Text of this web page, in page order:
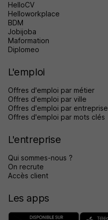
HelloCV
Helloworkplace
BDM
Jobijoba
Maformation
Diplomeo
L'emploi
Offres d'emploi par métier
Offres d'emploi par ville
Offres d'emploi par entreprise
Offres d'emploi par mots clés
L'entreprise
Qui sommes-nous ?
On recrute
Accès client
Les apps